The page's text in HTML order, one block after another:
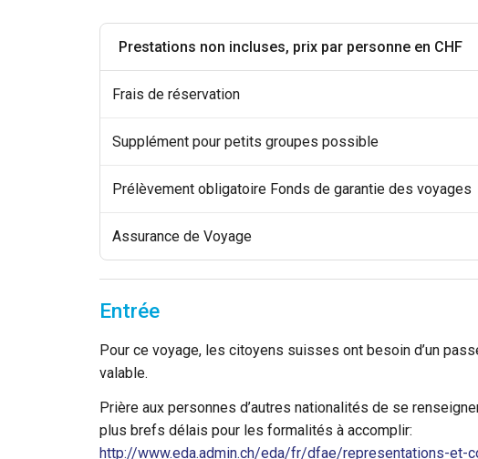
Prestations non incluses, prix par personne en CHF
Frais de réservation
Supplément pour petits groupes possible
Prélèvement obligatoire Fonds de garantie des voyages
Assurance de Voyage
Entrée
Pour ce voyage, les citoyens suisses ont besoin d’un
valable.
Prière aux personnes d’autres nationalités de se
plus brefs délais pour les formalités à accomplir:
http://www.eda.admin.ch/eda/fr/dfae/representations-et-